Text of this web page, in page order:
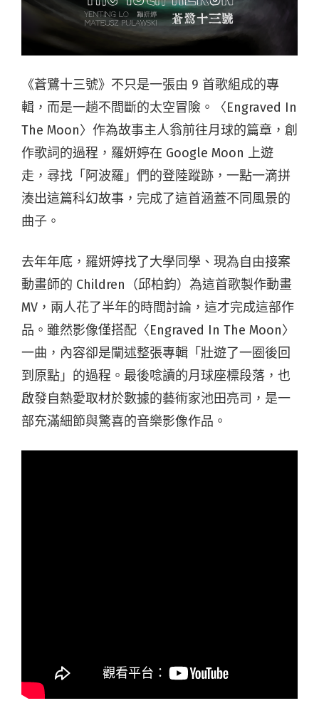
《蒼鷺十三號》不只是一張由 9 首歌組成的專
輯，而是一趟不間斷的太空冒險。〈Engraved In
The Moon〉作為故事主人翁前往月球的篇章，創
作歌詞的過程，羅妍婷在 Google Moon 上遊
走，尋找「阿波羅」們的登陸蹤跡，一點一滴拼
湊出這篇科幻故事，完成了這首涵蓋不同風景的
曲子。
去年年底，羅妍婷找了大學同學、現為自由接案
動畫師的 Children（邱柏鈞）為這首歌製作動畫
MV，兩人花了半年的時間討論，這才完成這部作
品。雖然影像僅搭配〈Engraved In The Moon〉
一曲，內容卻是闡述整張專輯「壯遊了一圈後回
到原點」的過程。最後唸讀的月球座標段落，也
啟發自熱愛取材於數據的藝術家池田亮司，是一
部充滿細節與驚喜的音樂影像作品。